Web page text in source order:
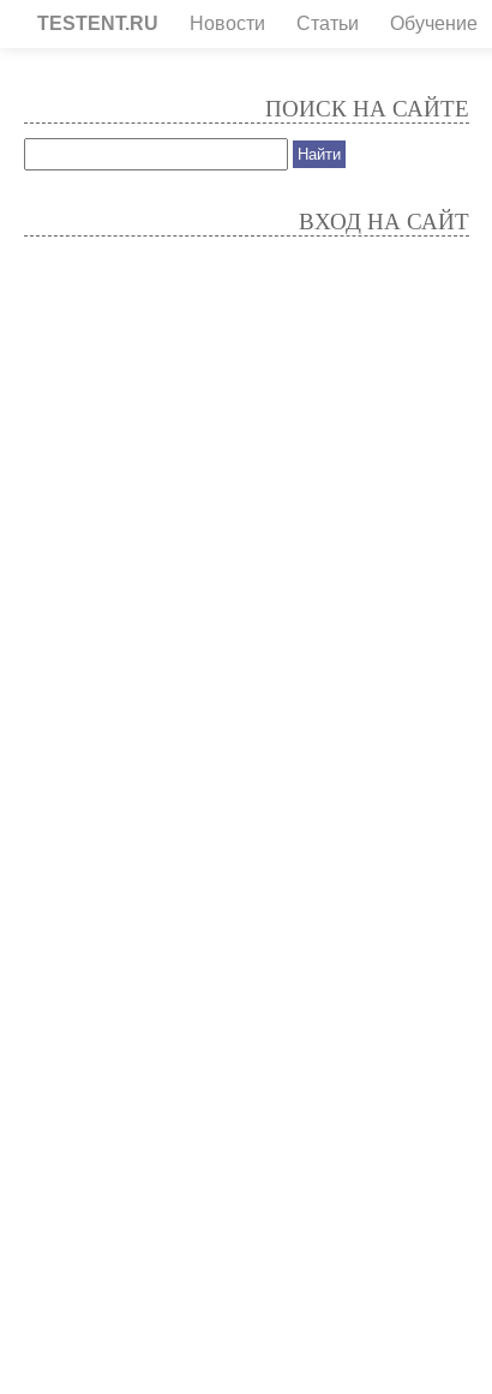
TESTENT.RU Новости Статьи Обучение
ПОИСК НА САЙТЕ
ВХОД НА САЙТ